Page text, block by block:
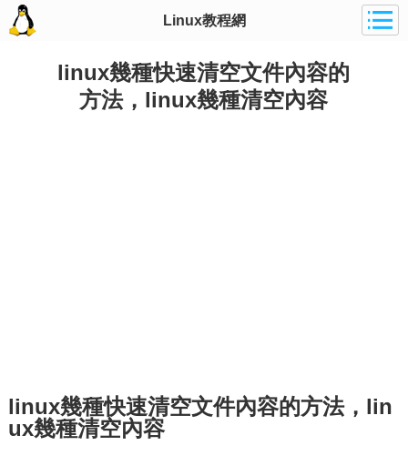
Linux教程網
linux幾種快速清空文件內容的
方法，linux幾種清空內容
linux幾種快速清空文件內容的方法，lin
ux幾種清空內容